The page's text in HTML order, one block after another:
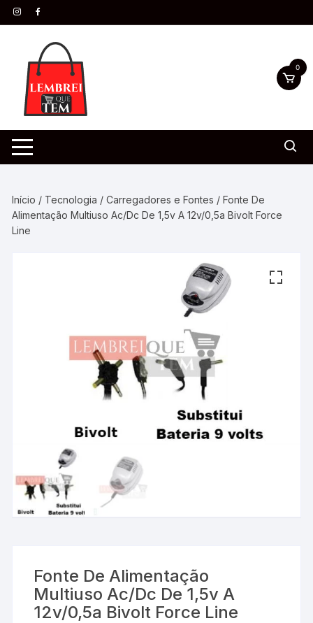
0
Início / Tecnologia /Carregadores e Fontes / Fonte De
Alimentação Multiuso Ac/Dc De 1,5v A 12v/0,5a Bivolt Force
Line
Fonte De Alimentação
Multiuso Ac/Dc De 1,5v A
12v/0,5a Bivolt Force Line